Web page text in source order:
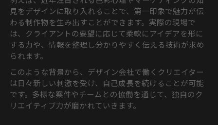
ゃれな工夫
クリエイティブな職種選びのヒントは何か
デザイン会社で選ばれるクリエイティブ職
種の特徴
う道を探す
デザイン会社で活躍する職種と向いている
人の資質
グラフィックデザイン会社での職種選びの
見をデザインに取り入れることで、第一印象で魅力が伝
わる制作物を生み出すことができます。実際の現場で
は、クライアントの要望に応じて柔軟にアイデアを形に
する力や、情報を整理し分かりやすく伝える技術が求め
られます。
このような背景から、デザイン会社で働くクリエイター
は日々新しい刺激を受け、自己成長を続けることが可能
です。多様な案件やチームとの協働を通じて、独自のク
リエイティブ力が磨かれていきます。